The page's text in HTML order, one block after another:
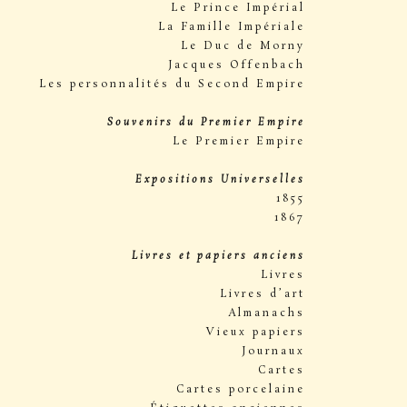
Le Prince Impérial
La Famille Impériale
Le Duc de Morny
Jacques Offenbach
Les personnalités du Second Empire
Souvenirs du Premier Empire
Le Premier Empire
Expositions Universelles
1855
1867
Livres et papiers anciens
Livres
Livres d’art
Almanachs
Vieux papiers
Journaux
Cartes
Cartes porcelaine